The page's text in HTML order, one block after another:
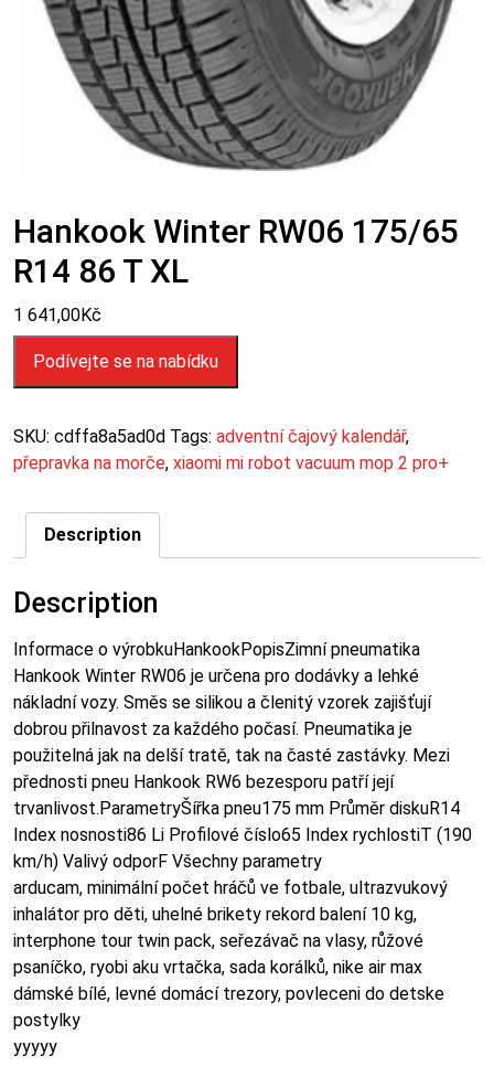
Hankook Winter RW06 175/65
R14 86 T XL
1 641,00Kč
Podívejte se na nabídku
SKU: cdffa8a5ad0d Tags: adventní čajový kalendář,
přepravka na morče, xiaomi mi robot vacuum mop 2 pro+
Description
Description
Informace o výrobkuHankookPopisZimní pneumatika
Hankook Winter RW06 je určena pro dodávky a lehké
nákladní vozy. Směs se silikou a členitý vzorek zajišťují
dobrou přilnavost za každého počasí. Pneumatika je
použitelná jak na delší tratě, tak na časté zastávky. Mezi
přednosti pneu Hankook RW6 bezesporu patří její
trvanlivost.ParametryŠířka pneu175 mm Průměr diskuR14
Index nosnosti86 Li Profilové číslo65 Index rychlostiT (190
km/h) Valivý odporF Všechny parametry
arducam, minimální počet hráčů ve fotbale, ultrazvukový
inhalátor pro děti, uhelné brikety rekord balení 10 kg,
interphone tour twin pack, seřezávač na vlasy, růžové
psaníčko, ryobi aku vrtačka, sada korálků, nike air max
dámské bílé, levné domácí trezory, povleceni do detske
postylky
yyyyy